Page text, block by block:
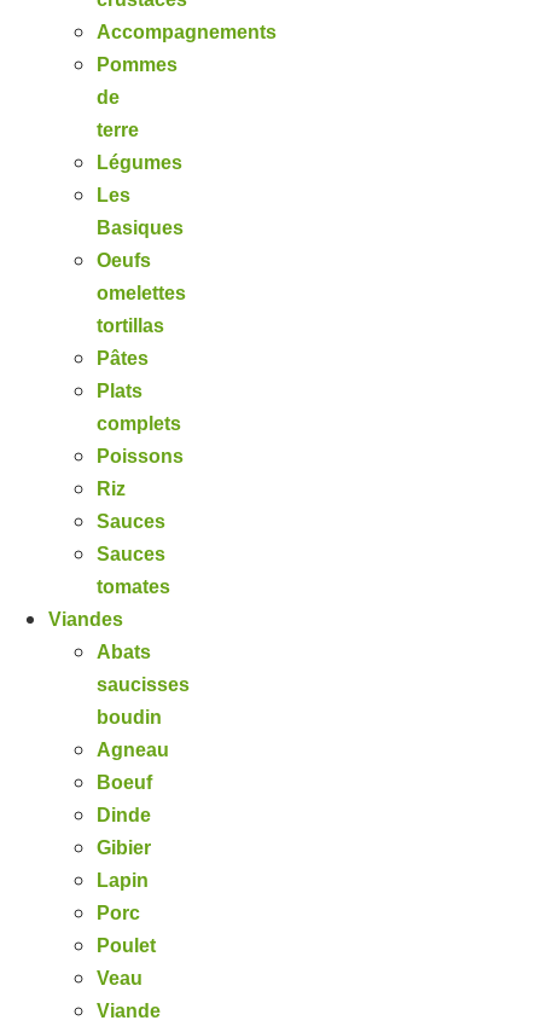
Accompagnements
Pommes
de
terre
Légumes
Les
Basiques
Oeufs
omelettes
tortillas
Pâtes
Plats
complets
Poissons
Riz
Sauces
Sauces
tomates
Viandes
Abats
saucisses
boudin
Agneau
Boeuf
Dinde
Gibier
Lapin
Porc
Poulet
Veau
Viande